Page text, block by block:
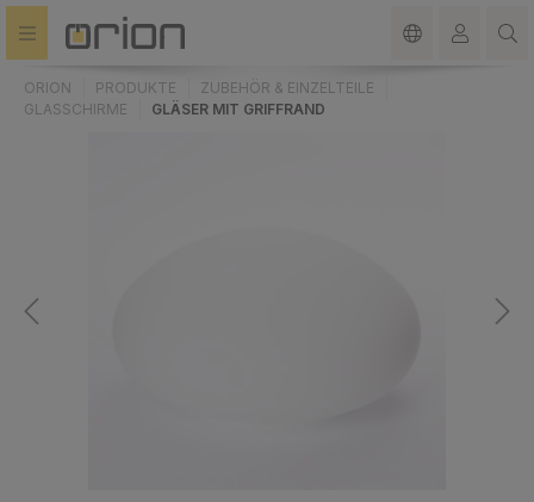
springen
ORION PRODUKTE
ZUBEHÖR & EINZELTEILE
GLASSCHIRME
GLÄSER MIT GRIFFRAND